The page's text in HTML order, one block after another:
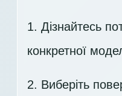
1. Дізнайтесь
конкретної
2. Виберіть